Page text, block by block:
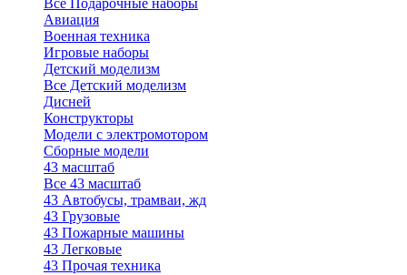
Все Подарочные наборы
Авиация
Военная техника
Игровые наборы
Детский моделизм
Все Детский моделизм
Дисней
Конструкторы
Модели с электромотором
Сборные модели
43 масштаб
Все 43 масштаб
43 Автобусы, трамваи, жд
43 Грузовые
43 Пожарные машины
43 Легковые
43 Прочая техника